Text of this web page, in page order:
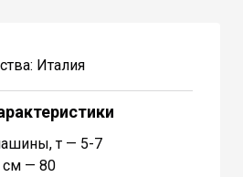
Италия
т — 5-7
см — 80